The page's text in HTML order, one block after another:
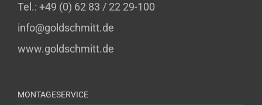
Tel.: +49 (0) 62 83 / 22 29-100
info@goldschmitt.de
www.goldschmitt.de
MONTAGESERVICE